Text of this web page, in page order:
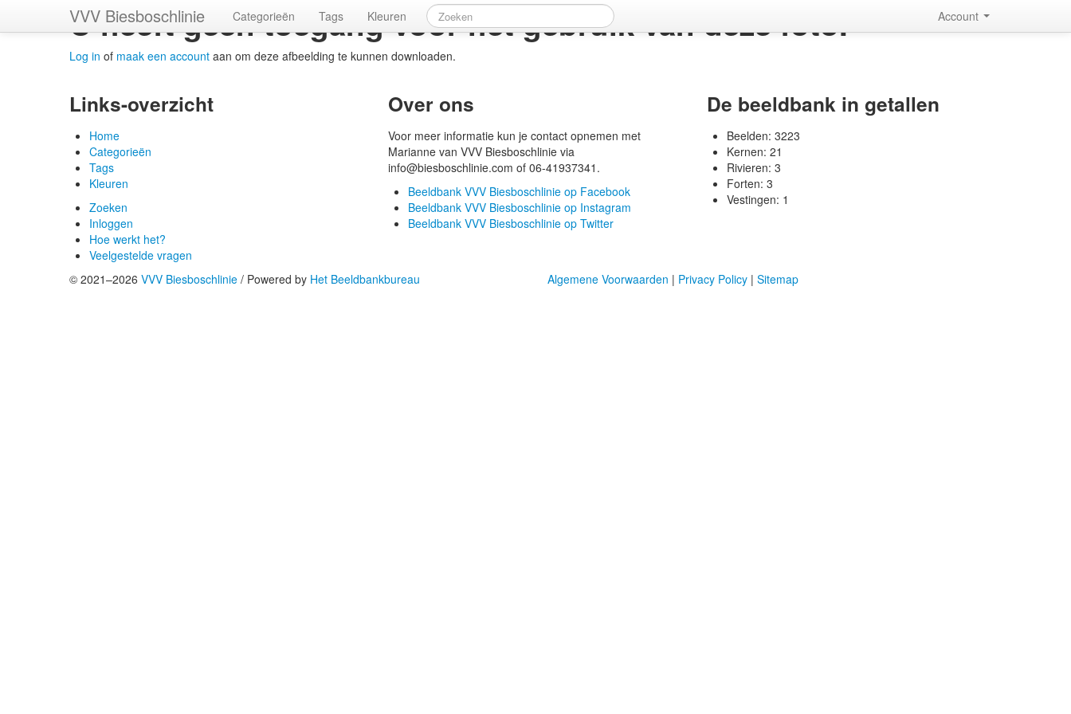
VVV Biesboschlinie Categorieën Tags Kleuren Account
U heeft geen toegang voor het gebruik van deze foto.
Log in of maak een account aan om deze afbeelding te kunnen downloaden.
Links-overzicht
Home
Categorieën
Tags
Kleuren
Zoeken
Inloggen
Hoe werkt het?
Veelgestelde vragen
Over ons
Voor meer informatie kun je contact opnemen met
Marianne van VVV Biesboschlinie via
info@biesboschlinie.com of 06-41937341.
Beeldbank VVV Biesboschlinie op Facebook
Beeldbank VVV Biesboschlinie op Instagram
Beeldbank VVV Biesboschlinie op Twitter
De beeldbank in getallen
Beelden: 3223
Kernen: 21
Rivieren: 3
Forten: 3
Vestingen: 1
© 2021–2026 VVV Biesboschlinie / Powered by Het Beeldbankbureau Algemene Voorwaarden | Privacy Policy | Sitemap